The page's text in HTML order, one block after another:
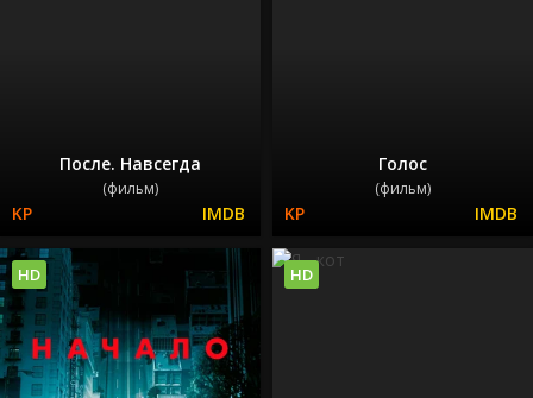
После. Навсегда
(фильм)
Голос
(фильм)
HD HD